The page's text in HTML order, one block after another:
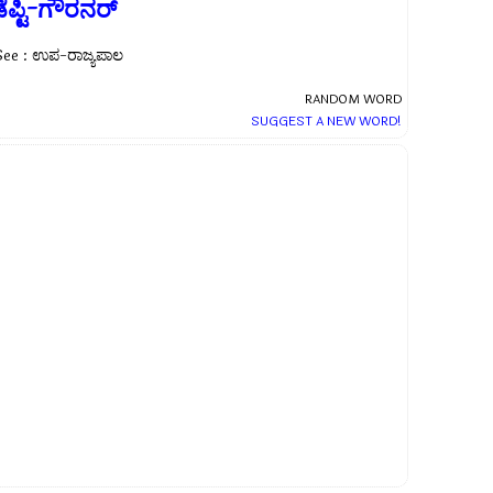
ಗೌರನರ್
: ಉಪ-ರಾಜ್ಯಪಾಲ
RANDOM WORD
SUGGEST A NEW WORD!